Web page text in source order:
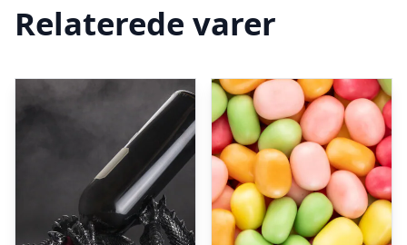
Relaterede varer